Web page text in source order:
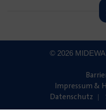
© 2026
Impressum &
Datenschutz